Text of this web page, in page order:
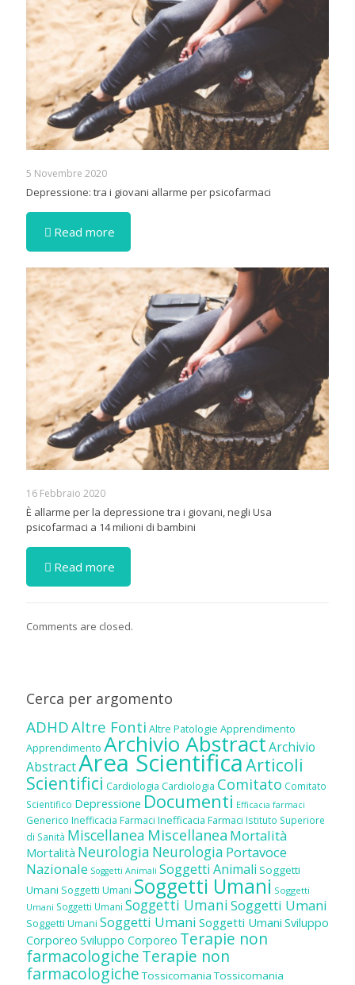
5 Novembre 2020
Depressione: tra i giovani allarme per psicofarmaci
Read more
16 Febbraio 2020
È allarme per la depressione tra i giovani, negli Usa
psicofarmaci a 14 milioni di bambini
Read more
Comments are closed.
Cerca per argomento
ADHDAltre Fonti Altre Patologie Apprendimento
Apprendimento Archivio AbstractArchivio
AbstractArea ScientificaArticoli
Scientifici Cardiologia Cardiologia Comitato Comitato
Scientifico Depressione Documenti Efficacia farmaci
Generico Inefficacia Farmaci Inefficacia Farmaci Istituto Superiore
di Sanità Miscellanea Miscellanea Mortalità
Mortalità Neurologia Neurologia Portavoce
Nazionale Soggetti Animali Soggetti Animali Soggetti
Umani Soggetti Umani Soggetti Umani Soggetti
Umani Soggetti Umani Soggetti UmaniSoggetti Umani
Soggetti Umani Soggetti Umani Soggetti Umani Sviluppo
Corporeo Sviluppo Corporeo Terapie non
farmacologicheTerapie non
farmacologiche Tossicomania Tossicomania